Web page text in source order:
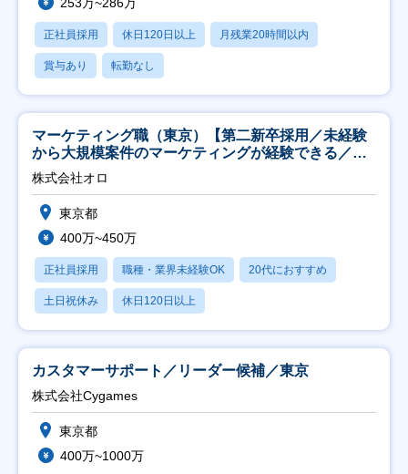
正社員採用 休日120日以上 月残業20時間以内
賞与あり 転勤なし
マーケティング職（東京）【第二新卒採用／未経験
から大規模案件のマーケティングが経験できる／研
修充実】
株式会社オロ
東京都
400万~450万
正社員採用 職種・業界未経験OK 20代におすすめ
土日祝休み 休日120日以上
カスタマーサポート／リーダー候補／東京
株式会社Cygames
東京都
400万~1000万